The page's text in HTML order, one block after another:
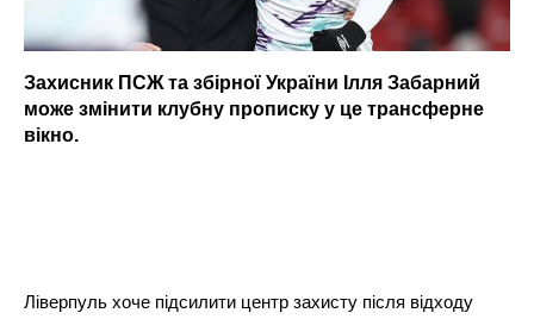
Захисник ПСЖ та збірної України Ілля Забарний
може змінити клубну прописку у це трансферне
вікно.
Ліверпуль хоче підсилити центр захисту після відходу